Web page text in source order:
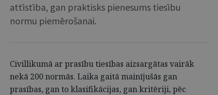
attīstība, gan praktisks pienesums tiesību
normu piemērošanai.
Civillikumā ar prasību tiesības aizsargātas vairāk
nekā 200 normās. Laika gaitā mainījušās gan
prasības, gan to klasifikācijas, gan kritēriji, pēc